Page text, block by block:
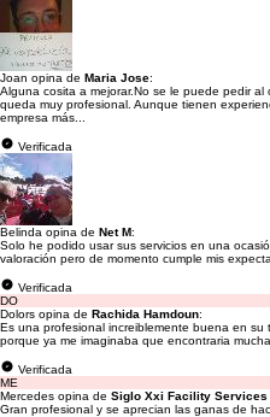
Joan opina de Maria Jose:
Alguna cosita a mejorar.No se le puede pedir
queda muy profesional. Aunque tienen
empresa más...
Verificada
Belinda opina de Net M:
Solo he podido usar sus servicios en una
valoración pero de momento cumple mis
Verificada
DO
Dolors opina de Rachida Hamdoun:
Es una profesional increiblemente buena en
porque ya me imaginaba que encontraria
Verificada
ME
Mercedes opina de Siglo Xxi Facility Services
Gran profesional y se aprecian las ganas de